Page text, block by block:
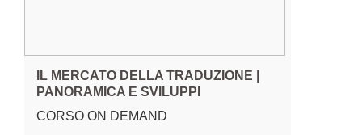
IL MERCATO DELLA TRADUZIONE |
PANORAMICA E SVILUPPI
CORSO ON DEMAND